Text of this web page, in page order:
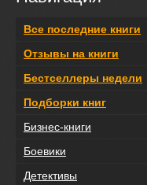
Все последние книги
Отзывы на книги
Бестселлеры недели
Подборки книг
Бизнес-книги
Боевики
Детективы